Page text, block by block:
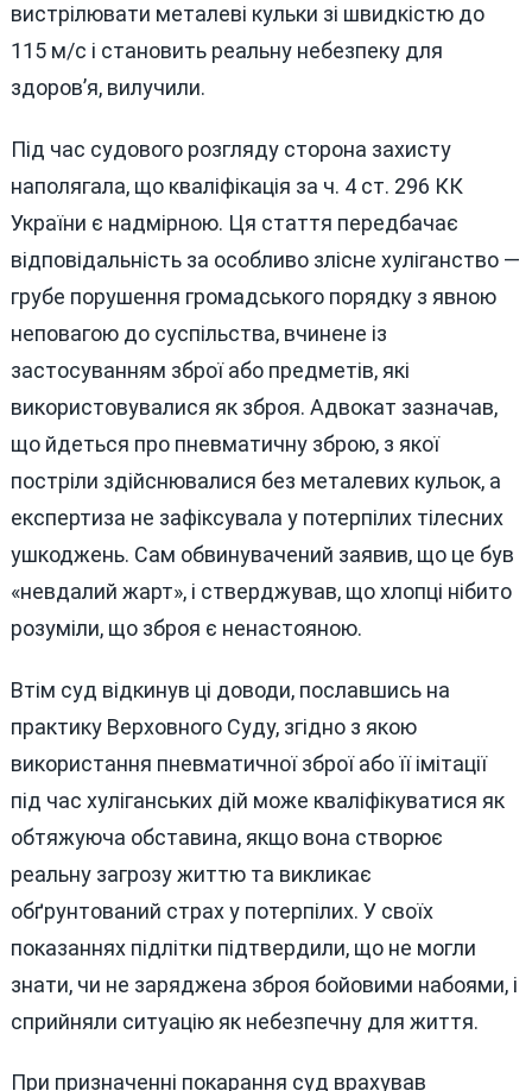
вистрілювати металеві кульки зі швидкістю до
115 м/с і становить реальну небезпеку для
здоров’я, вилучили.
Під час судового розгляду сторона захисту
наполягала, що кваліфікація за ч. 4 ст. 296 КК
України є надмірною. Ця стаття передбачає
відповідальність за особливо злісне хуліганство —
грубе порушення громадського порядку з явною
неповагою до суспільства, вчинене із
застосуванням зброї або предметів, які
використовувалися як зброя. Адвокат зазначав,
що йдеться про пневматичну зброю, з якої
постріли здійснювалися без металевих кульок, а
експертиза не зафіксувала у потерпілих тілесних
ушкоджень. Сам обвинувачений заявив, що це був
«невдалий жарт», і стверджував, що хлопці нібито
розуміли, що зброя є ненастояною.
Втім суд відкинув ці доводи, пославшись на
практику Верховного Суду, згідно з якою
використання пневматичної зброї або її імітації
під час хуліганських дій може кваліфікуватися як
обтяжуюча обставина, якщо вона створює
реальну загрозу життю та викликає
обґрунтований страх у потерпілих. У своїх
показаннях підлітки підтвердили, що не могли
знати, чи не заряджена зброя бойовими набоями, і
сприйняли ситуацію як небезпечну для життя.
При призначенні покарання суд врахував